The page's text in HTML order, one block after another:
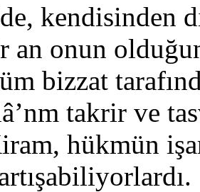
kendisinden
an onun
bizzat
takrir ve
hükmün